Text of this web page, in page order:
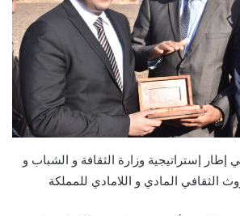
إطار إستراتيجية وزارة الثقافة و الشباب و
الثقافي المادي و اللامادي للمملكة